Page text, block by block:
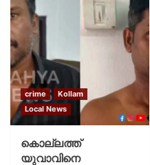
crime
Kollam
Local News
കൊല്ലത്ത്
യുവാവിനെ